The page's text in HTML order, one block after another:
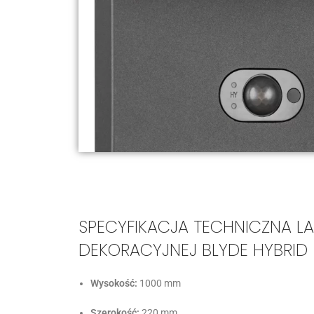
SPECYFIKACJA TECHNICZNA
DEKORACYJNEJ BLYDE HYBRID
Wysokość: 1000 mm